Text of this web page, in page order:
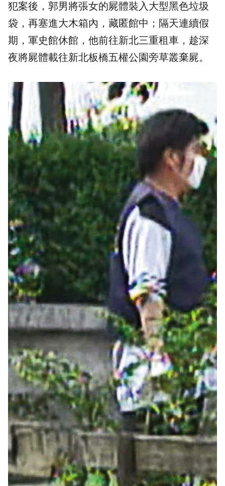
犯案後，郭男將張女的屍體裝入大型黑色垃圾
袋，再塞進大木箱內，藏匿館中；隔天連續假
期，軍史館休館，他前往新北三重租車，趁深
夜將屍體載往新北板橋五權公園旁草叢棄屍。